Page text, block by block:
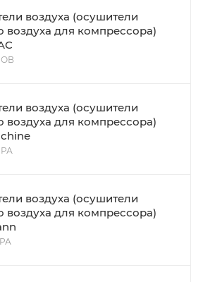
воздуха (осушители
воздуха для компрессора)
воздуха (осушители
воздуха для компрессора)
воздуха (осушители
воздуха для компрессора)